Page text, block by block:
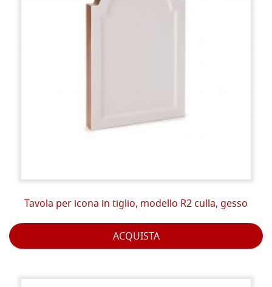
Tavola per icona in tiglio, modello R2 culla, gesso
ACQUISTA